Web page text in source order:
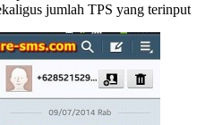
jumlah TPS yang terinput